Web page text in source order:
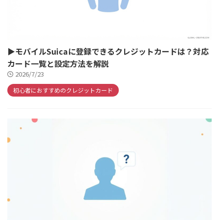
▶モバイルSuicaに登録できるクレジットカードは？対応
カード一覧と設定方法を解説
2026/7/23
初心者におすすめのクレジットカード